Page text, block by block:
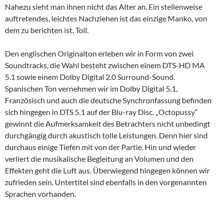
Nahezu sieht man ihnen nicht das Alter an. Ein stellenweise
auftretendes, leichtes Nachziehen ist das einzige Manko, von
dem zu berichten ist. Toll.
Den englischen Originalton erleben wir in Form von zwei
Soundtracks, die Wahl besteht zwischen einem DTS-HD MA
5.1 sowie einem Dolby Digital 2.0 Surround-Sound.
Spanischen Ton vernehmen wir im Dolby Digital 5.1,
Französisch und auch die deutsche Synchronfassung befinden
sich hingegen in DTS 5.1 auf der Blu-ray Disc. „Octopussy“
gewinnt die Aufmerksamkeit des Betrachters nicht unbedingt
durchgängig durch akustisch tolle Leistungen. Denn hier sind
durchaus einige Tiefen mit von der Partie. Hin und wieder
verliert die musikalische Begleitung an Volumen und den
Effekten geht die Luft aus. Überwiegend hingegen können wir
zufrieden sein. Untertitel sind ebenfalls in den vorgenannten
Sprachen vorhanden.